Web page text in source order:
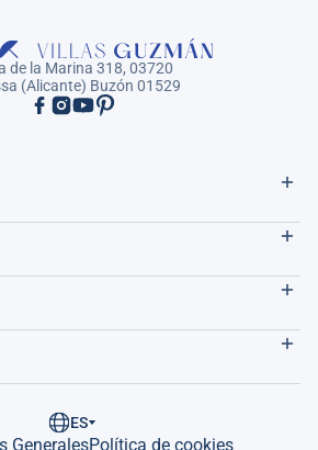
de la Marina 318, 03720
(Alicante) Buzón 01529
GeneralesPolítica de cookies
ES